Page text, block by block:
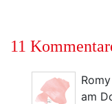
11
am